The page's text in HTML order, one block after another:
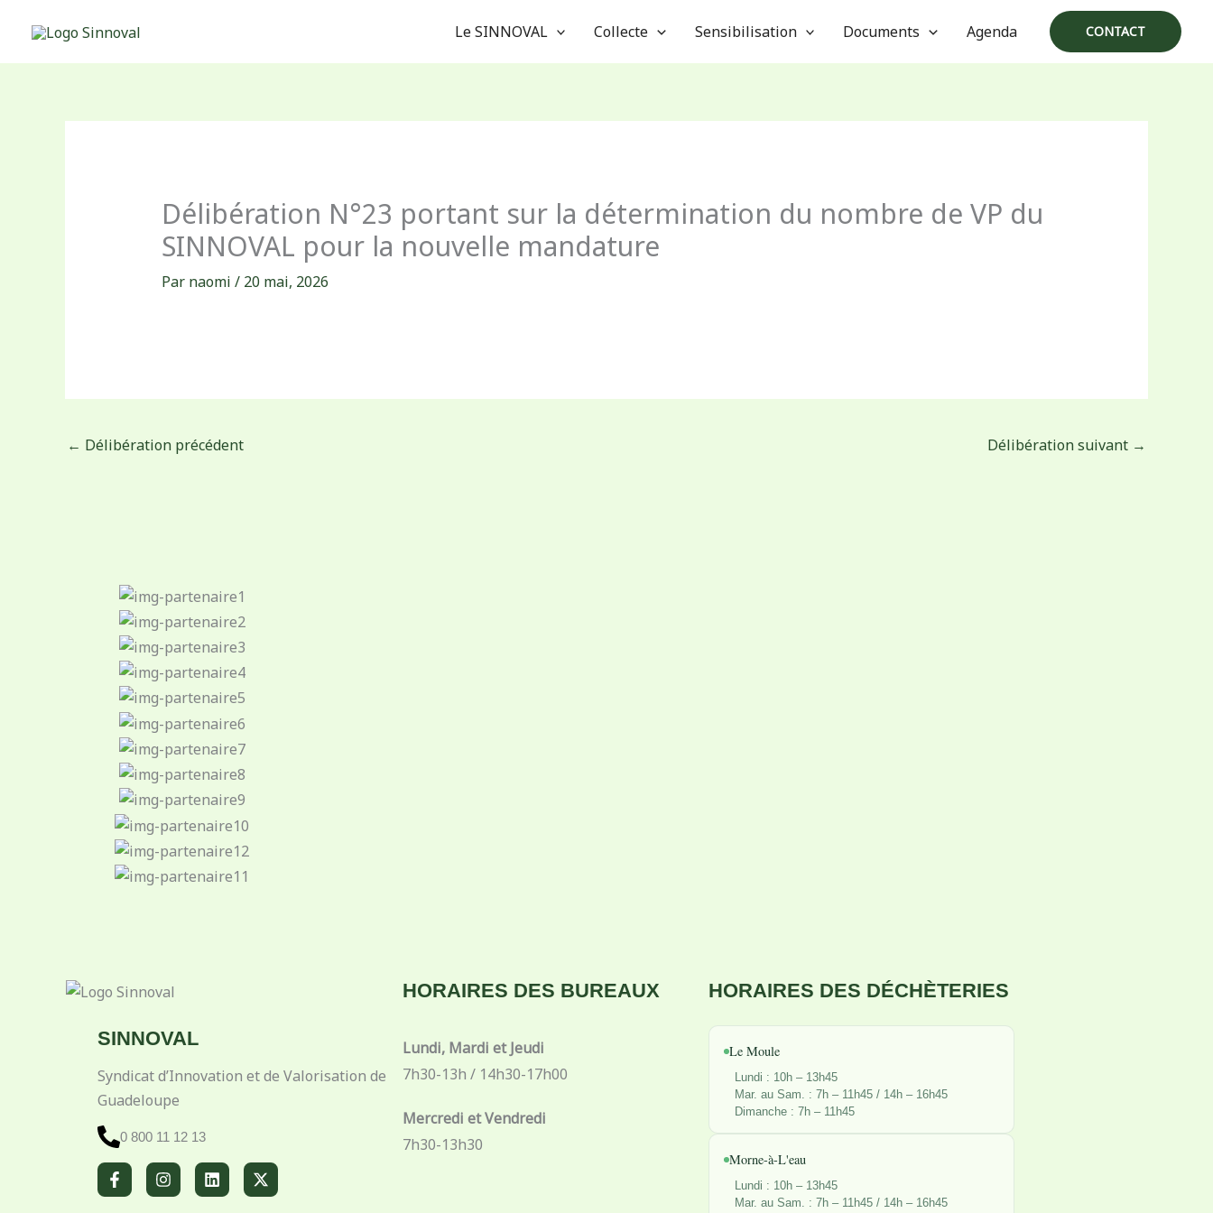
contenu
Le SINNOVAL Collecte Sensibilisation Documents Agenda CONTACT
Délibération N°23 portant sur la détermination du nombre de VP du
SINNOVAL pour la nouvelle mandature
Par naomi / 20 mai, 2026
← Délibération précédent Délibération suivant →
SINNOVAL
Syndicat d’Innovation et de Valorisation de
Guadeloupe
0 800 11 12 13
a
c
n
s
i
n
-
t
HORAIRES DES BUREAUX
Lundi, Mardi et Jeudi
7h30-13h / 14h30-17h00
Mercredi et Vendredi
7h30-13h30
HORAIRES DES DÉCHÈTERIES
Le Moule
Lundi : 10h – 13h45
Mar. au Sam. : 7h – 11h45 / 14h – 16h45
Dimanche : 7h – 11h45
Morne-à-L'eau
Lundi : 10h – 13h45
Mar. au Sam. : 7h – 11h45 / 14h – 16h45